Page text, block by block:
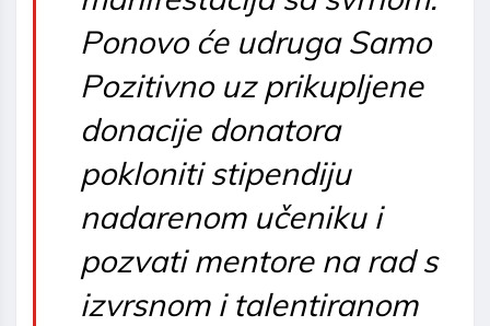
Ponovo će udruga Samo
Pozitivno uz prikupljene
donacije donatora
pokloniti stipendiju
nadarenom učeniku i
pozvati mentore na rad s
izvrsnom i talentiranom